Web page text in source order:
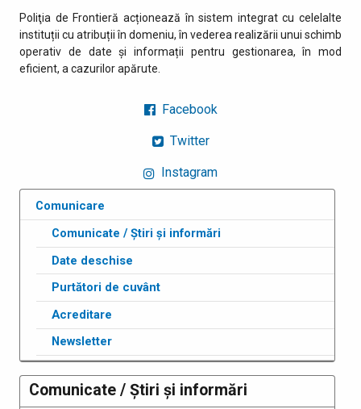
Poliţia de Frontieră acționează în sistem integrat cu celelalte
instituții cu atribuții în domeniu, în vederea realizării unui schimb
operativ de date și informații pentru gestionarea, în mod
eficient, a cazurilor apărute.
Facebook
Twitter
Instagram
Comunicare
Comunicate / Știri și informări
Date deschise
Purtători de cuvânt
Acreditare
Newsletter
Comunicate / Știri și informări